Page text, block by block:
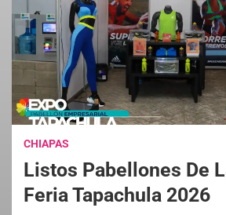
CHIAPAS
Listos Pabellones De
Feria Tapachula 2026